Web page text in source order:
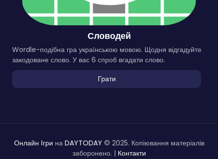
Словодей
Wordle-подібна гра українською мовою. Щодня відгадуйте
закодоване слово. У вас 6 спроб вгадати слово.
Грати
Онлайн Ігри на DAYTODAY © 2025. Копіювання матеріалів
заборонено. | Контакти